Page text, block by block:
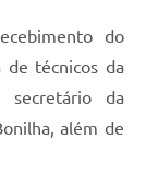
do
de técnicos da
secretário da
além de